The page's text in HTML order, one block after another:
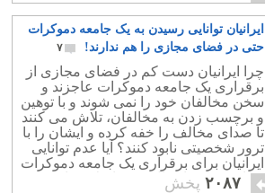
ایرانیان توانایی رسیدن به یک جامعه دموکرات
حتی در فضای مجازی را هم ندارند!
۷
چرا ایرانیان دست کم در فضای مجازی از
برقراری یک جامعه دموکرات عاجزند و
سخن مخالفان خود را نمی شوند و با توهین
و برچسب زدن به مخالفان، تلاش می کنند
تا صدای مخالف را خفه کرده و ایشان را با
ترور شخصیتی نابود کنند؟ آیا عدم توانایی
ایرانیان برای برقراری یک جامعه دموکرات
مجازی نتیجه اعمال رژیم اسلامی است؟
۲۰۸۷ پخش